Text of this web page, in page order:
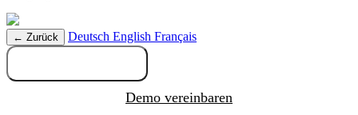
← Zurück Deutsch English Français
Demo vereinbaren